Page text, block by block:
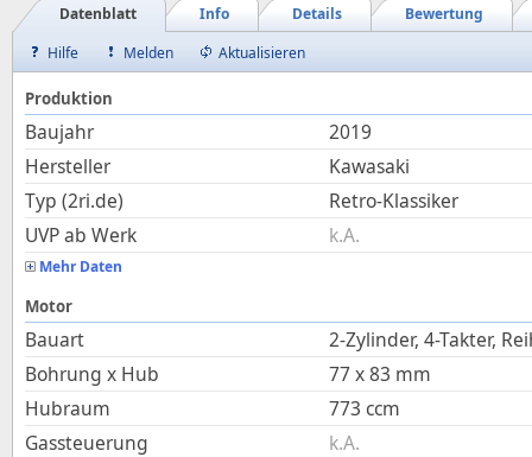
Bewertung
Details
Info
Datenblatt
Hilfe
Melden Aktualisieren
Produktion
Baujahr
2019
Hersteller
Kawasaki
Typ (2ri.de)
Retro-Klassiker
UVP ab Werk
k.A.
Mehr Daten
Motor
Bauart
2-Zylinder, 4-Takter,
Bohrung x Hub
77x83 mm
Hubraum
773 ccm
Gassteuerung
k.A.